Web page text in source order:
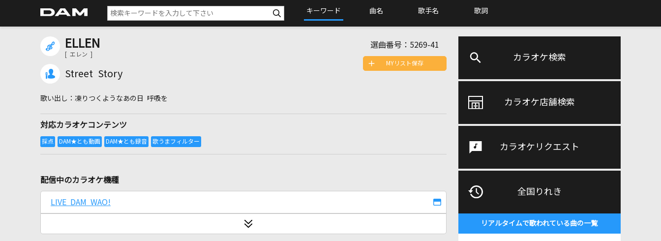
キーワード 曲名 歌手名 歌詞
カラオケ検索
カラオケ店舗検索
カラオケリクエスト
全国りれき
リアルタイムで歌われている曲の一覧
ELLEN
[ エレン ]
Street Story
選曲番号： 5269-41
凍りつくようなあの日 呼吸を
対応カラオケコンテンツ
MYリスト保存
配信中のカラオケ機種
LIVE DAM WAO!